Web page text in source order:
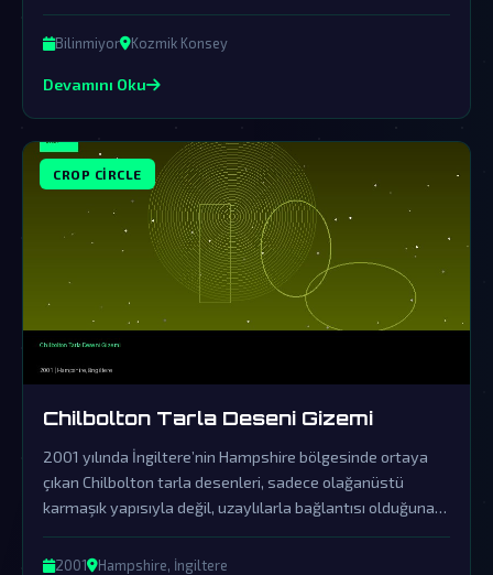
iddia edilen bu varlıklar, gerçekler örtbas edildikçe daha da
mistik bir hâl alıyor.
Bilinmiyor Kozmik Konsey
Devamını Oku
CROP CIRCLE
Chilbolton Tarla Deseni Gizemi
2001 yılında İngiltere’nin Hampshire bölgesinde ortaya
çıkan Chilbolton tarla desenleri, sadece olağanüstü
karmaşık yapısıyla değil, uzaylılarla bağlantısı olduğuna
dair güçlü işaretleriyle de dünya çapında büyük yankı
uyandırdı. Resmi kurumların örtbas çabalarına rağmen, bu
2001 Hampshire, İngiltere